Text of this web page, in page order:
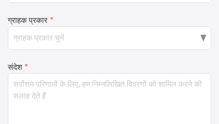
ग्राहक प्रकार *
संदेश *